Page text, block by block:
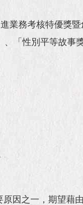
業務考核特優獎暨
「性別平等故事獎
因之一，期望藉